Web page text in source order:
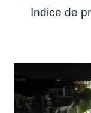
Indice de